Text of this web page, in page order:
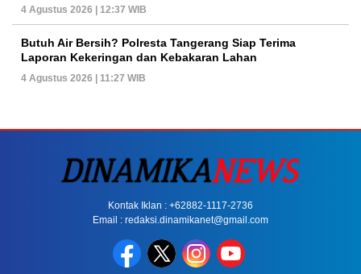
4 Agustus 2026 | 12:37 WIB
Butuh Air Bersih? Polresta Tangerang Siap Terima
Laporan Kekeringan dan Kebakaran Lahan
4 Agustus 2026 | 11:27 WIB
Kontak Iklan : +62882-1117-2736
Email : redaksi.dinamikanet@gmail.com